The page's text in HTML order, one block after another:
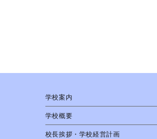
学校案内
学校概要
校長挨拶・学校経営計画